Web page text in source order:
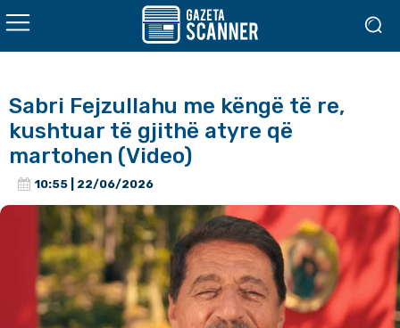
Sabri Fejzullahu me këngë të re,
kushtuar të gjithë atyre që
martohen (Video)
10:55 | 22/06/2026